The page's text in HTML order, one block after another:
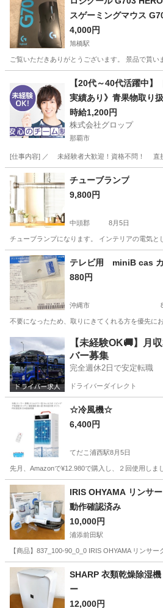
スゲーミングマウス
4,000円
旭橋駅
ご覧いただきありがとうございます。 景品で貰
旭橋駅 その他
【20代～40代活躍中】
実績あり》青果物取り
日勤／残業なし／無料駐
時給1,200円
株式会社グロップ
那覇市
[仕事内容] ／ 未経験者大歓迎！資格不問！ 直接
沖縄 那覇市
チューブランプ
9,800円
中頭郡 8月5日
チューブランプになります。 インテリアの電気
沖縄 中頭郡 その他
テレビ用 miniB cas
880円
沖縄市
不要になったため、取りにきてくれる方を優先に
沖縄市 テレビ
【未経験OK🚚】月
バー募集
完全週休2日で安定転職
ドライバーダイレクト
☆冷風機☆
6,400円
てだこ浦西駅8月5日
先月、Amazonで¥12.980で購入し、２回使用し
沖縄 宜野湾市 季節、
IRIS OHYAMA リンサ
動作確認済み
10,000円
浦添前田駅
【商品】837_100-90_0_0 IRIS OHYAMA リンサ
沖縄 中頭郡 浦添前田駅 生活家電
SHARP 衣類乾燥除湿
ー
12,000円